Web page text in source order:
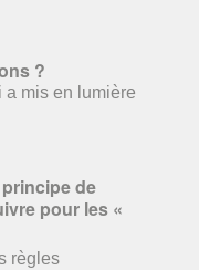
?
a mis en lumière
de
pour les «
règles